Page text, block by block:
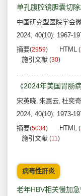
单孔腹腔镜胆囊切
中国研究型医院学会
2024, 40(10): 1967-
摘要(2959) HTML (
施引文献 (30)
《2024年美国胃肠
宋英晓, 朱惠云, 杜奕奇
2024, 40(10): 1973-
摘要(5034) HTML (
施引文献 (11)
病毒性肝炎
老年HBV相关慢加